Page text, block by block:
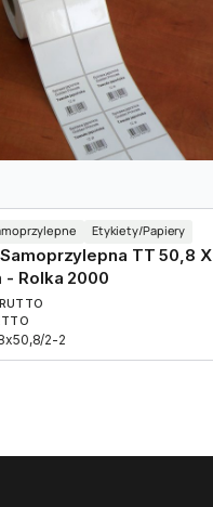
Etykiety/Papiery
TT 50,8 X
- Rolka 2000
2-2